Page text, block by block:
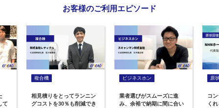
お客様のご利用エピソード
て
複合機
相見積りをとってランニン
グコストを30％も削減でき
ビジネスホン
業者選びがスムーズに進
み、余裕で納期に間に合い
原
コ
く